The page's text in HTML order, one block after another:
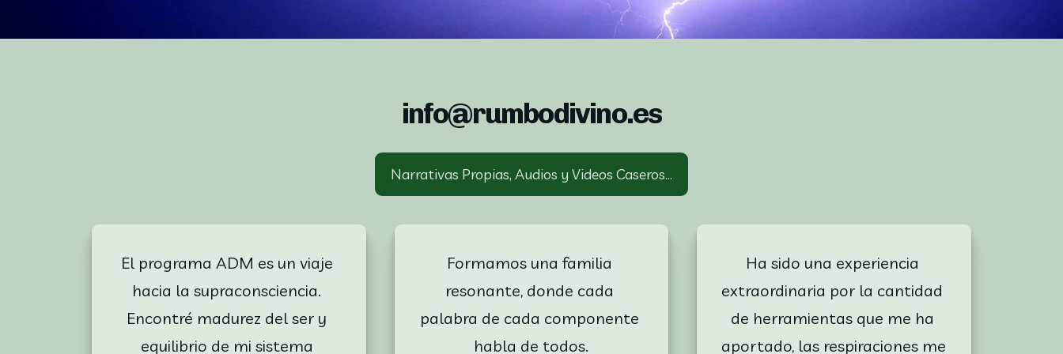
info@rumbodivino.es
Narrativas Propias, Audios y Videos Caseros...
El programa ADM es un viaje
hacia la supraconsciencia.
Encontré madurez del ser y
equilibrio de mi sistema
Formamos una familia
resonante, donde cada
palabra de cada componente
habla de todos.
Ha sido una experiencia
extraordinaria por la cantidad
de herramientas que me ha
aportado, las respiraciones me